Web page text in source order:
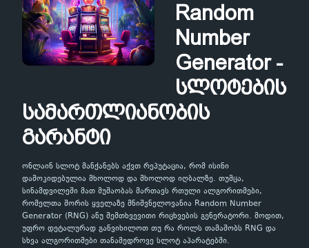
Random
Number
Generator -
სლოტების
სამართლიანობის
გარანტი
ონლაინ სლოტ მანქანებს აქვთ რეპუტაცია, რომ ისინი
დამოკიდებულია მხოლოდ და მხოლოდ იღბალზე. თუმცა,
სინამდვილეში მათ მუშაობას მართავს რთული ალგორითმები,
რომელთა შორის ყველაზე მნიშვნელოვანია Random Number
Generator (RNG) ანუ შემთხვევითი რიცხვების გენერატორი. მოდით,
უფრო დეტალურად განვიხილოთ თუ რა როლს თამაშობს RNG და
სხვა ალგორითმები თანამედროვე სლოტ აპარატებში.